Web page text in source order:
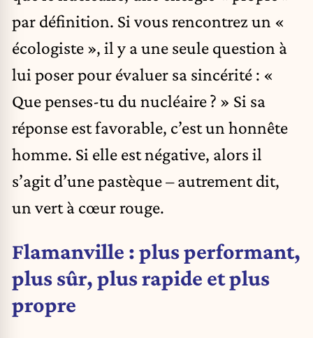
par définition. Si vous rencontrez un «
écologiste », il y a une seule question à
lui poser pour évaluer sa sincérité : «
Que penses-tu du nucléaire ? » Si sa
réponse est favorable, c’est un honnête
homme. Si elle est négative, alors il
s’agit d’une pastèque – autrement dit,
un vert à cœur rouge.
Flamanville : plus performant,
plus sûr, plus rapide et plus
propre